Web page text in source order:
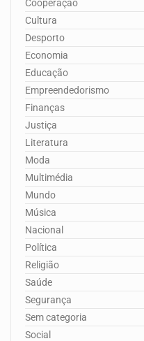
Cooperação
Cultura
Desporto
Economia
Educação
Empreendedorismo
Finanças
Justiça
Literatura
Moda
Multimédia
Mundo
Música
Nacional
Política
Religião
Saúde
Segurança
Sem categoria
Social